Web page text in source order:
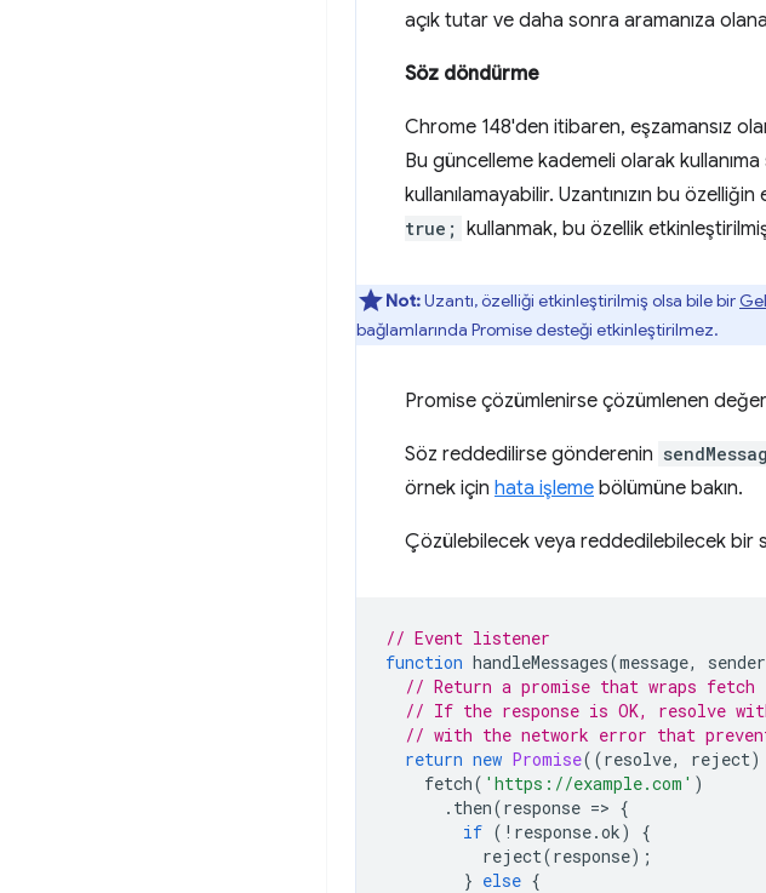
açık tutar ve daha sonra aramanıza
Söz döndürme
Chrome 148'den itibaren, eşzamansız
Bu güncelleme kademeli olarak kullanıma
kullanılamayabilir. Uzantınızın bu
true; kullanmak, bu özellik
Not:Uzantı, özelliği etkinleştirilmiş olsa bile bir
bağlamlarında Promise desteği etkinleştirilmez.
Promise çözümlenirse çözümlenen
Söz reddedilirse gönderenin
örnek için hata işleme bölümüne bakın.
Çözülebilecek veya reddedilebilecek bir
// Event listener
function handleMessages(message, sender
// Return a promise that wraps fetch
// If the response is OK, resolve
// with the network error that
return new Promise((resolve, reject)
fetch( 'https://example.com' )
. then(response => {
if ( ! response.ok)
{
reject(response);
} else {